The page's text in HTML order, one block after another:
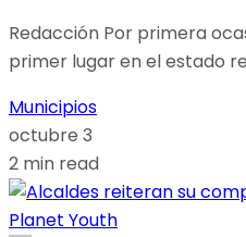
Redacción Por primera
primer lugar en el estado
Municipios
octubre 3
2 min read